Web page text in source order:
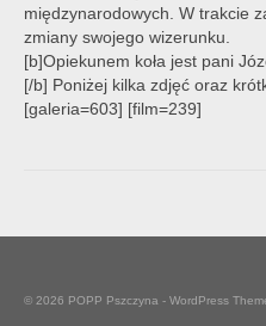
Zajęcia
Kontakt
międzynarodowych. W trakcie
zmiany swojego wizerunku.
[b]Opiekunem koła jest pani
[/b] Poniżej kilka zdjęć oraz
[galeria=603] [film=239]
© 2026 POPP Pszczyna - WordPress